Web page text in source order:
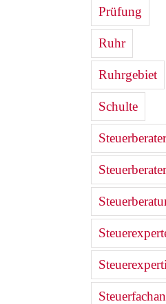
Prüfung
Ruhr
Ruhrgebiet
Schulte
Steuerberater